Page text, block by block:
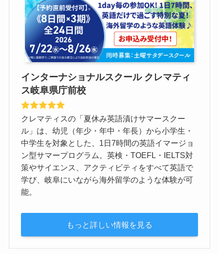
インターナショナルスクール クレマティ
ス岐阜県庁前校
クレマティスの「夏休み英語漬けサマースクー
ル」は、幼児（年少・年中・年長）から小学生・
中学生を対象とした、1日7時間の英語イマージョ
ン型サマープログラム。英検・TOEFL・IELTS対
策やサイエンス、アクティビティをすべて英語で
学び、岐阜にいながら海外留学のような体験が可
能。
もっと詳しい情報を見る